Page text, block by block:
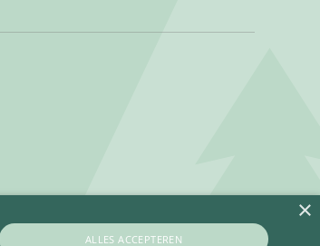
×
ALLES ACCEPTEREN